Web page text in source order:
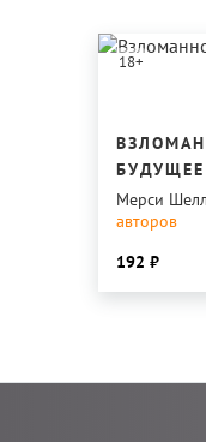
18+
БУДУЩЕЕ
Мерси
авторов
192